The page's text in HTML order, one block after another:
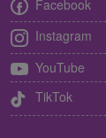
Facebook
Instagram
YouTube
TikTok